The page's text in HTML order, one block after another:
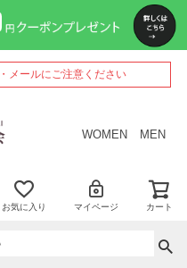
メールにご注意ください
WOMEN MEN
お気に入り マイページ カート
ペー
ジト
ップ
へ